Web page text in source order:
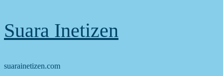
Suara Inetizen
suarainetizen.com